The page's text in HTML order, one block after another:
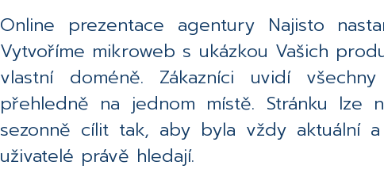
Online prezentace agentury Najisto
Vytvoříme mikroweb s ukázkou Vašich
vlastní doméně. Zákazníci uvidí
přehledně na jednom místě. Stránku lze
sezonně cílit tak, aby byla vždy aktuální
uživatelé právě hledají.